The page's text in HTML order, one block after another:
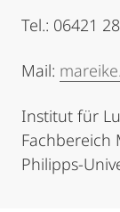
Tel.: 06421
Mail:
Institut für
Fachbereich
Philipps-